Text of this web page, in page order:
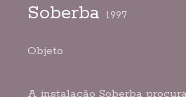
Soberba 1997
Objeto
A instalação Soberba